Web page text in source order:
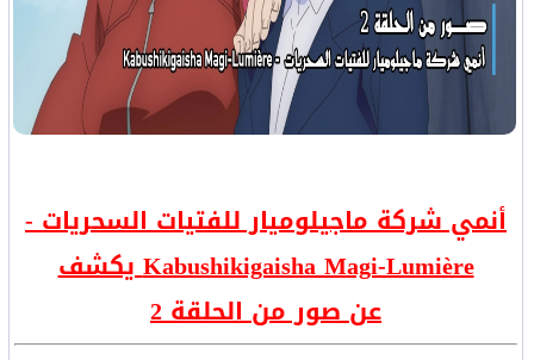
أنمي شركة ماجيلوميار للفتيات السحريات -
Kabushikigaisha Magi-Lumière يكشف
عن صور من الحلقة 2